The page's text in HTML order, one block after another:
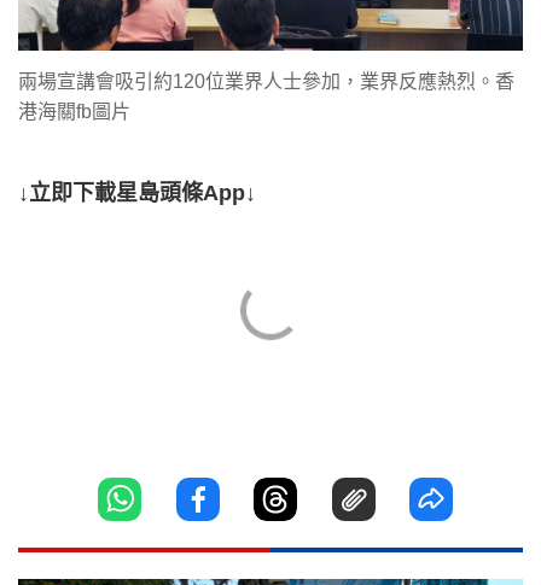
兩場宣講會吸引約120位業界人士參加，業界反應熱烈。香
港海關fb圖片
↓立即下載星島頭條App↓